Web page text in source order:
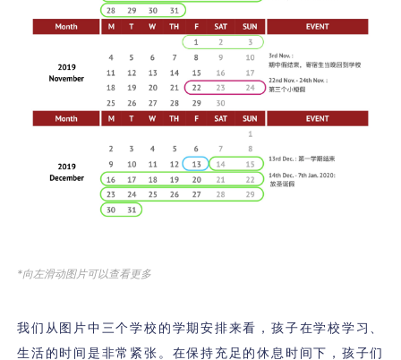
*向左滑动图片可以查看更多
我们从图片中三个学校的学期安排来看，孩子在学校学习、
生活的时间是非常紧张。在保持充足的休息时间下，孩子们